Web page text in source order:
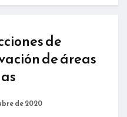
de
de áreas
de 2020